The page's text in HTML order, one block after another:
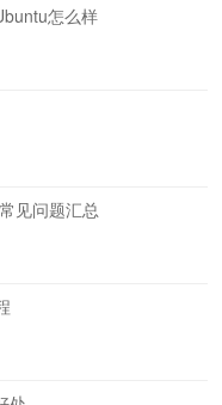
怎么样
见问题汇总